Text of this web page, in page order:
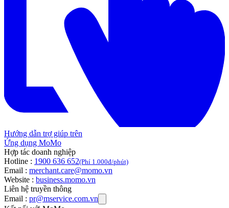
Hướng dẫn trợ giúp trên
Ứng dụng MoMo
Hợp tác doanh nghiệp
Hotline : 1900 636 652(Phí 1.000đ/phút)
Email : merchant.care@momo.vn
Website : business.momo.vn
Liên hệ truyền thông
Email : pr@mservice.com.vn